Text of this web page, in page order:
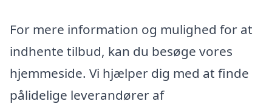
For mere information og mulighed for at
indhente tilbud, kan du besøge vores
hjemmeside. Vi hjælper dig med at finde
pålidelige leverandører af